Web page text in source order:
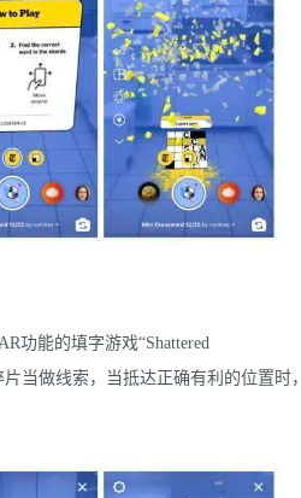
功能的填字游戏“Shattered
当做线索，当抵达正确有利的位置时，